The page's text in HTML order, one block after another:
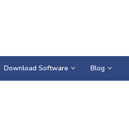
Download Software Blog